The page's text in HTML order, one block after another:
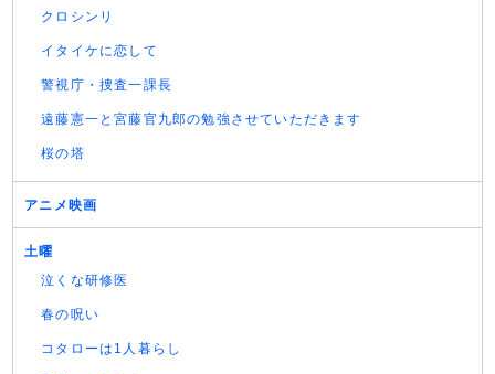
クロシンリ
イタイケに恋して
警視庁・捜査一課長
遠藤憲一と宮藤官九郎の勉強させていただきます
桜の塔
アニメ映画
土曜
泣くな研修医
春の呪い
コタローは1人暮らし